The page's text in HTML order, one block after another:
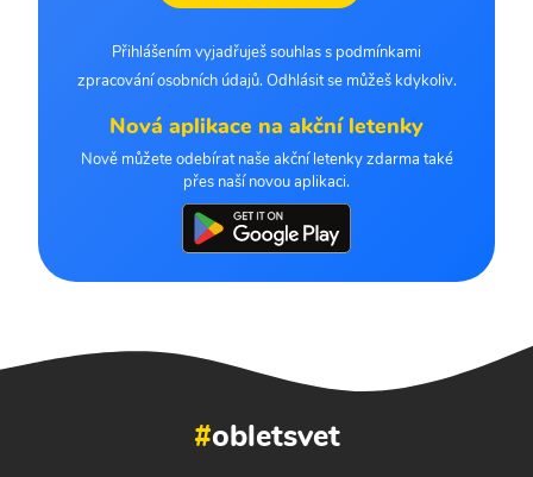
Přihlášením vyjadřuješ souhlas s podmínkami
zpracování osobních údajů. Odhlásit se můžeš kdykoliv.
Nová aplikace na akční letenky
Nově můžete odebírat naše akční letenky zdarma také
přes naší novou aplikaci.
#obletsvet